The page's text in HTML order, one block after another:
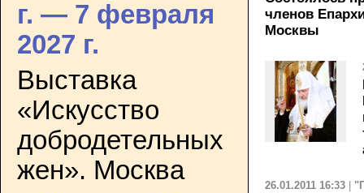
г. — 7 февраля
2027 г.
Выставка
«Искусство
добродетельных
жен». Москва
членов
Москвы
26.01.2011 16:33